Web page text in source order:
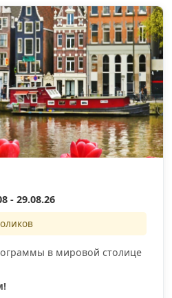
- 29.08.26
в мировой столице